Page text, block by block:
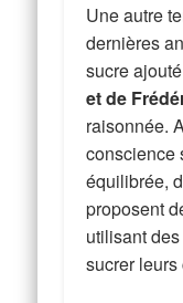
Une autre
dernières
sucre
et de
raisonnée.
conscience
équilibrée,
proposent
utilisant
sucrer leurs